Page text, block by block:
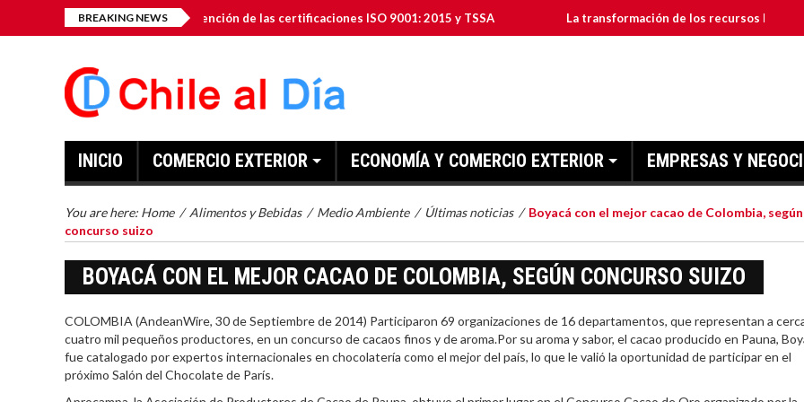
BREAKING NEWS
Gen Inc. anuncia la obtención de las certificaciones ISO 9001: 2015 y TSSA La transformación de los recursos humanos en las
INICIO COMERCIO EXTERIOR ECONOMÍA Y COMERCIO EXTERIOR EMPRESAS Y
You are here: Home / Alimentos y Bebidas / Medio Ambiente / Últimas noticias / Boyacá con el mejor cacao de Colombia, según
concurso suizo
BOYACÁ CON EL MEJOR CACAO DE COLOMBIA, SEGÚN CONCURSO SUIZO
COLOMBIA (AndeanWire, 30 de Septiembre de 2014) Participaron 69 organizaciones de 16 departamentos, que representan a
cuatro mil pequeños productores, en un concurso de cacaos finos y de aroma.Por su aroma y sabor, el cacao producido en Pauna,
fue catalogado por expertos internacionales en chocolatería como el mejor del país, lo que le valió la oportunidad de participar en el
próximo Salón del Chocolate de París.